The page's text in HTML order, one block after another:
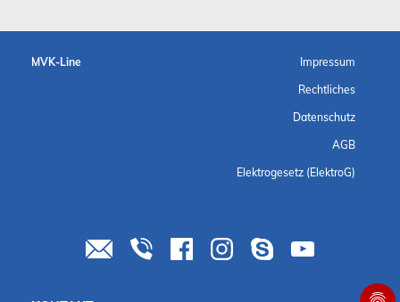
MVK-Line Impressum
Rechtliches
Datenschutz
AGB
Elektrogesetz (ElektroG)